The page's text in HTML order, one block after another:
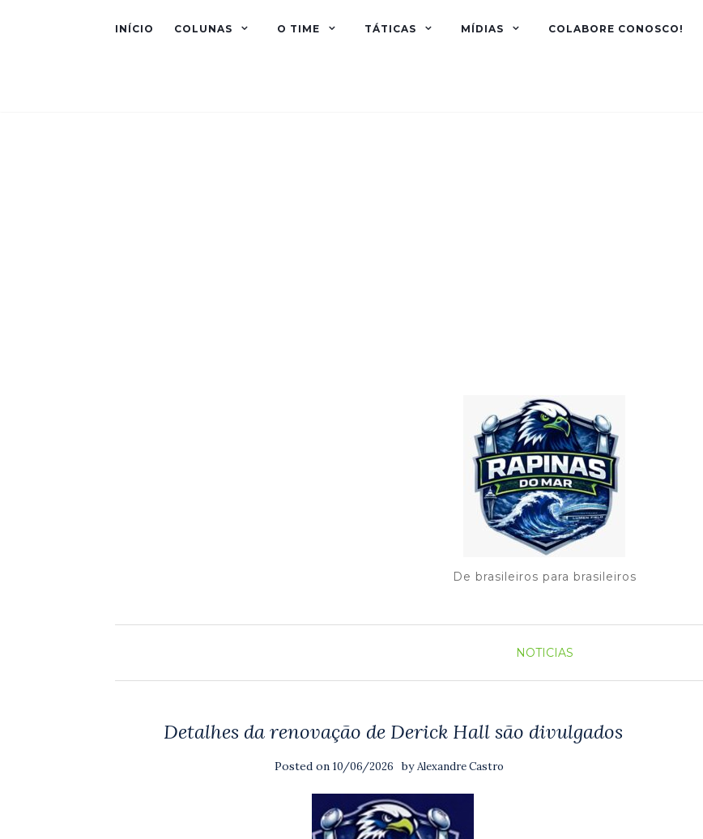
INÍCIO COLUNAS O TIME TÁTICAS MÍDIAS COLABORE CONOSCO!
De brasileiros para brasileiros
NOTICIAS
Detalhes da renovação de Derick Hall são divulgados
Posted on 10/06/2026 byAlexandre Castro